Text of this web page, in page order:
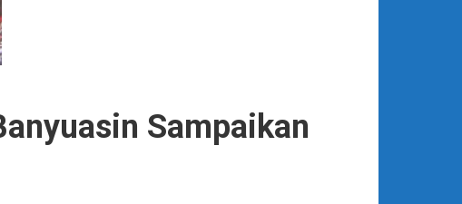
Sampaikan